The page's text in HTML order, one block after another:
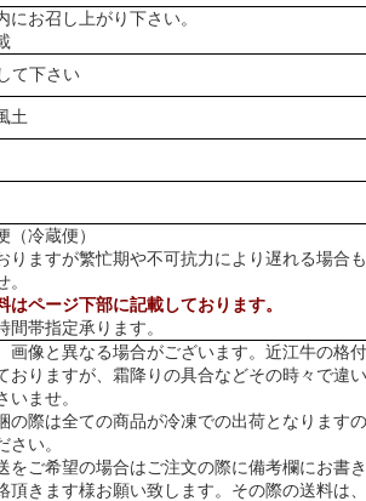
にお召し上がり下さい。
て下さい
土
（冷蔵便）
りますが繁忙期や不可抗力により遅れる場合
はページ下部に記載しております。
間帯指定承ります。
画像と異なる場合がございます。近江牛の格
おりますが、霜降りの具合などその時々で違
いませ。
の際は全ての商品が冷凍での出荷となります
さい。
をご希望の場合はご注文の際に備考欄にお書き
頂きます様お願い致します。その際の送料は